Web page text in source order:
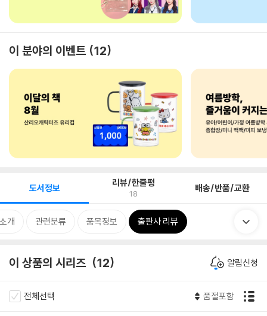
이 분야의 이벤트 12
도서정보 리뷰/한줄평
18 배송/반품/교환
개 관련분류 품목정보 출판사 리뷰
이 상품의 시리즈 12 알림신청
전체선택 품절포함